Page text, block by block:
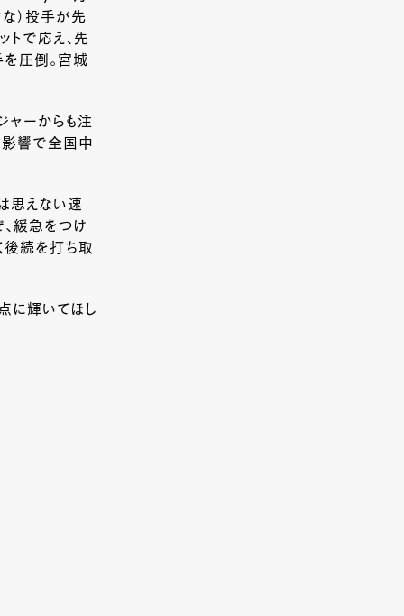
）投手が先
トで応え、先
圧倒。宮城
ャーからも注
影響で全国中
思えない速
緩急をつけ
後続を打ち取
に輝いてほし